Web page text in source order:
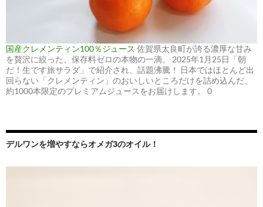
国産クレメンティン100％ジュース 佐賀県太良町が誇る濃厚な甘み
を贅沢に絞った、保存料ゼロの本物の一滴。 2025年1月25日「朝
だ！生です旅サラダ」で紹介され、話題沸騰！ 日本ではほとんど出
回らない「クレメンティン」のおいしいところだけを詰め込んだ、
約1000本限定のプレミアムジュースをお届けします。 0
デルワンを増やすならオメガ3のオイル！